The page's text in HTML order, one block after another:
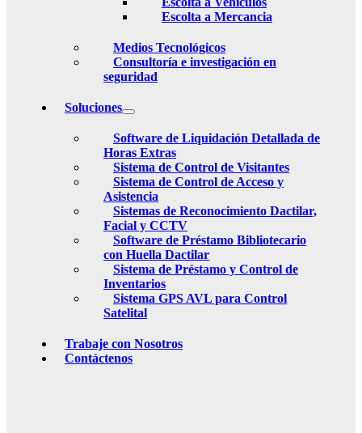
Escolta a Mercancia
Medios Tecnológicos
Consultoría e investigación en
seguridad
Soluciones
Software de Liquidación Detallada de
Horas Extras
Sistema de Control de Visitantes
Sistema de Control de Acceso y
Asistencia
Sistemas de Reconocimiento Dactilar,
Facial y CCTV
Software de Préstamo Bibliotecario
con Huella Dactilar
Sistema de Préstamo y Control de
Inventarios
Sistema GPS AVL para Control
Satelital
Trabaje con Nosotros
Contáctenos